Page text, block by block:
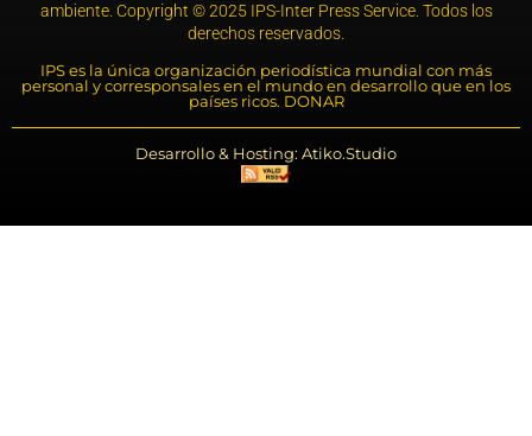
ambiente. Copyright © 2025 IPS-Inter Press Service. Todos los
derechos reservados.
IPS es la única organización periodística mundial con más
personal y corresponsales en el mundo en desarrollo que en los
países ricos. DONAR
Desarrollo & Hosting: Atiko.Studio